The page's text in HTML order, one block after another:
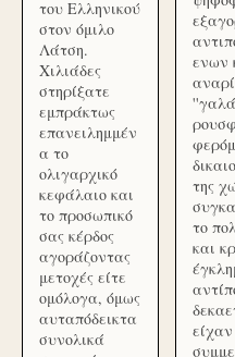
του Ελληνικού
στον όμιλο
Λάτση.
Χιλιάδες
στηρίξατε
εμπράκτως
επανειλημμέν
α το
ολιγαρχικό
κεφάλαιο και
το προσωπικό
σας κέρδος
αγοράζοντας
μετοχές είτε
ομόλογα, όμως
αυταπόδεικτα
συνολικά
ενων
της
το
και